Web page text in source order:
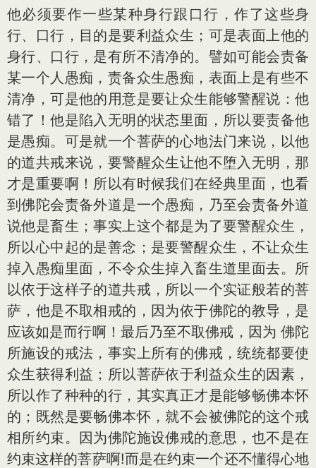
他必须要作一些某种身行跟口行，作了这些身
行、口行，目的是要利益众生；可是表面上他的
身行、口行，是有所不清净的。譬如可能会责备
某一个人愚痴，责备众生愚痴，表面上是有些不
清净，可是他的用意是要让众生能够警醒说：他
错了！他是陷入无明的状态里面，所以要责备他
是愚痴。可是就一个菩萨的心地法门来说，以他
的道共戒来说，要警醒众生让他不堕入无明，那
才是重要啊！所以有时候我们在经典里面，也看
到佛陀会责备外道是一个愚痴，乃至会责备外道
说他是畜生；事实上这个都是为了要警醒众生，
所以心中起的是善念；是要警醒众生，不让众生
掉入愚痴里面，不令众生掉入畜生道里面去。所
以依于这样子的道共戒，所以一个实证般若的菩
萨，他是不取相戒的，因为依于佛陀的教导，是
应该如是而行啊！最后乃至不取佛戒，因为 佛陀
所施设的戒法，事实上所有的佛戒，统统都要使
众生获得利益；所以菩萨依于利益众生的因素，
所以作了种种的行，其实真正才是能够畅佛本怀
的；既然是要畅佛本怀，就不会被佛陀的这个戒
相所约束。因为佛陀施设佛戒的意思，也不是在
约束这样的菩萨啊!而是在约束一个还不懂得心地